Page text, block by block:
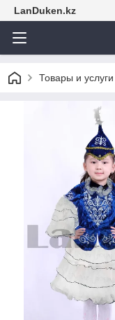
LanDuken.kz
Товары и услуги